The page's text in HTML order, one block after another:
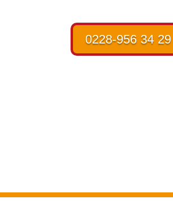
0228-956 34 29